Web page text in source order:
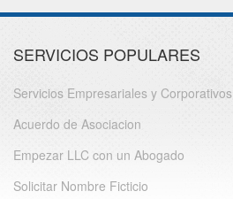
SERVICIOS POPULARES
Servicios Empresariales y Corporativos
Acuerdo de Asociacion
Empezar LLC con un Abogado
Solicitar Nombre Ficticio